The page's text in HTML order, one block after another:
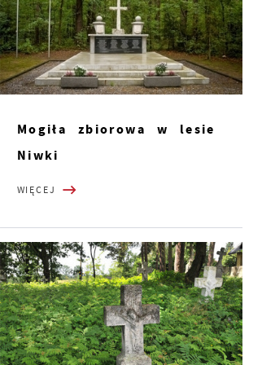
Mogiła zbiorowa w lesie
Niwki
WIĘCEJ